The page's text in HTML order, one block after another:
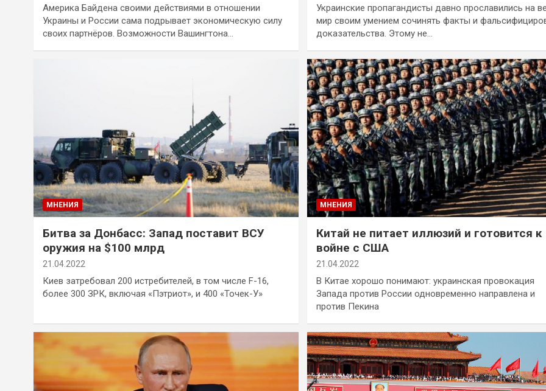
Америка Байдена своими действиями в отношении
Украины и России сама подрывает экономическую силу
своих партнёров. Возможности Вашингтона…
Украинские пропагандисты давно прославились на
мир своим умением сочинять факты и
доказательства. Этому не…
МНЕНИЯ
Битва за Донбасс: Запад поставит ВСУ
оружия на $100 млрд
21.04.2022
Киев затребовал 200 истребителей, в том числе F-16,
более 300 ЗРК, включая «Пэтриот», и 400 «Точек-У»
МНЕНИЯ
Китай не питает иллюзий и готовится к
войне с США
21.04.2022
В Китае хорошо понимают: украинская провокация
Запада против России одновременно направлена и
против Пекина